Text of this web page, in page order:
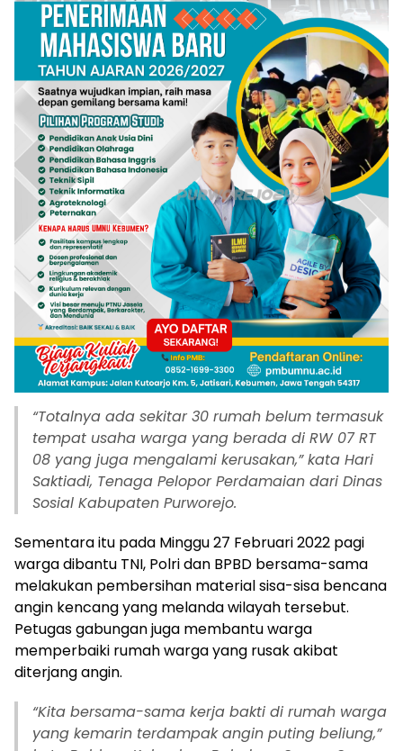
“Totalnya ada sekitar 30 rumah belum termasuk
tempat usaha warga yang berada di RW 07 RT
08 yang juga mengalami kerusakan,” kata Hari
Saktiadi, Tenaga Pelopor Perdamaian dari Dinas
Sosial Kabupaten Purworejo.
Sementara itu pada Minggu 27 Februari 2022 pagi
warga dibantu TNI, Polri dan BPBD bersama-sama
melakukan pembersihan material sisa-sisa bencana
angin kencang yang melanda wilayah tersebut.
Petugas gabungan juga membantu warga
memperbaiki rumah warga yang rusak akibat
diterjang angin.
“Kita bersama-sama kerja bakti di rumah warga
yang kemarin terdampak angin puting beliung,”